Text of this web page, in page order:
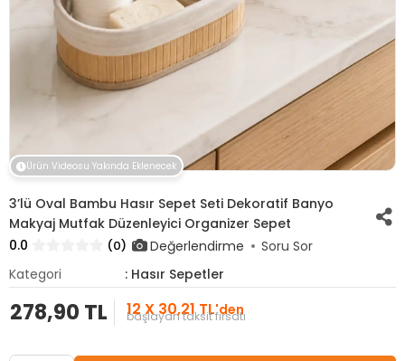
Ürün Videosu Yakında Eklenecek
3’lü Oval Bambu Hasır Sepet Seti Dekoratif Banyo
Makyaj Mutfak Düzenleyici Organizer Sepet
0.0
(0) Değerlendirme
Soru Sor
Kategori
: Hasır Sepetler
278,90 TL 12 X 30,21 TL'den
başlayan taksit fırsatı